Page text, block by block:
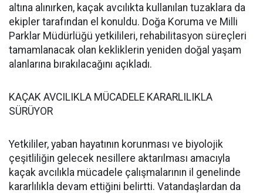
altına alınırken, kaçak avcılıkta kullanılan tuzaklara da
ekipler tarafından el konuldu. Doğa Koruma ve Milli
Parklar Müdürlüğü yetkilileri, rehabilitasyon süreçleri
tamamlanacak olan kekliklerin yeniden doğal yaşam
alanlarına bırakılacağını açıkladı.
KAÇAK AVCILIKLA MÜCADELE KARARLILIKLA
SÜRÜYOR
Yetkililer, yaban hayatının korunması ve biyolojik
çeşitliliğin gelecek nesillere aktarılması amacıyla
kaçak avcılıkla mücadele çalışmalarının il genelinde
kararlılıkla devam ettiğini belirtti. Vatandaşlardan da